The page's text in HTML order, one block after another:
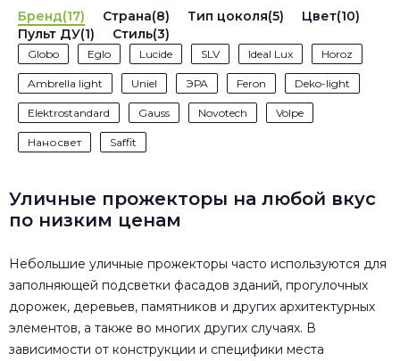
Бренд(17) Страна(8) Тип цоколя(5)
Цвет(10)
Пульт ДУ(1)
Стиль(3)
Globo Eglo Lucide SLV Ideal Lux Horoz
Ambrella light Uniel ЭРА Feron Deko-light
Elektrostandard Gauss Novotech Volpe
Наносвет Saffit
Уличные прожекторы на любой вкус
по низким ценам
Небольшие уличные прожекторы часто используются для
заполняющей подсветки фасадов зданий, прогулочных
дорожек, деревьев, памятников и других архитектурных
элементов, а также во многих других случаях. В
зависимости от конструкции и специфики места